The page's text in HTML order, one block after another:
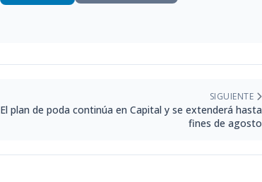
SIGUIENTE
El plan de poda continúa en Capital y se extenderá hasta
fines de agosto